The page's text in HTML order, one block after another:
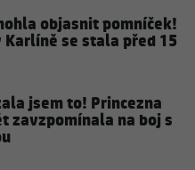
objasnit pomníček!
Karlíně se stala před 15
jsem to! Princezna
zavzpomínala na boj s